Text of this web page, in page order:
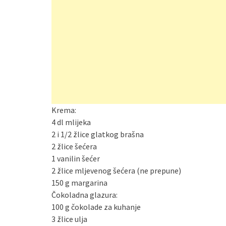
Krema:
4 dl mlijeka
2 i 1/2 žlice glatkog brašna
2 žlice šećera
1 vanilin šećer
2 žlice mljevenog šećera (ne prepune)
150 g margarina
Čokoladna glazura:
100 g čokolade za kuhanje
3 žlice ulja